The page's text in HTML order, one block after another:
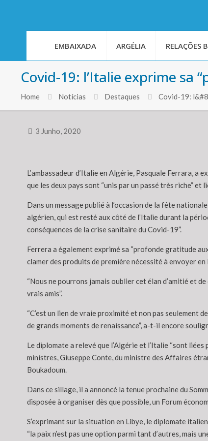
EMBAIXADA ARGÉLIA RELAÇÕES
Covid-19: l’Italie exprime sa
Home Notícias Destaques Covid-19:
3 Junho, 2020
L’ambassadeur d’Italie en Algérie, Pasquale Ferrara, a
que les deux pays sont “unis par un passé très riche”
Dans un message publié à l’occasion de la fête
algérien, qui est resté aux côté de l’Italie durant la
conséquences de la crise sanitaire du Covid-19”.
Ferrera a également exprimé sa “profonde gratitude
clamer des produits de première nécessité à envoyer
“Nous ne pourrons jamais oublier cet élan d’amitié et
vrais amis”.
“C’est un lien de vraie proximité et non pas seulement
de grands moments de renaissance”, a-t-il encore
Le diplomate a relevé que l’Algérie et l’Italie “sont
ministres, Giuseppe Conte, du ministre des Affaires
Boukadoum.
Dans ce sillage, il a annoncé la tenue prochaine du
disposée à organiser dès que possible, un Forum
S’exprimant sur la situation en Libye, le diplomate
“la paix n’est pas une option parmi tant d’autres, mais